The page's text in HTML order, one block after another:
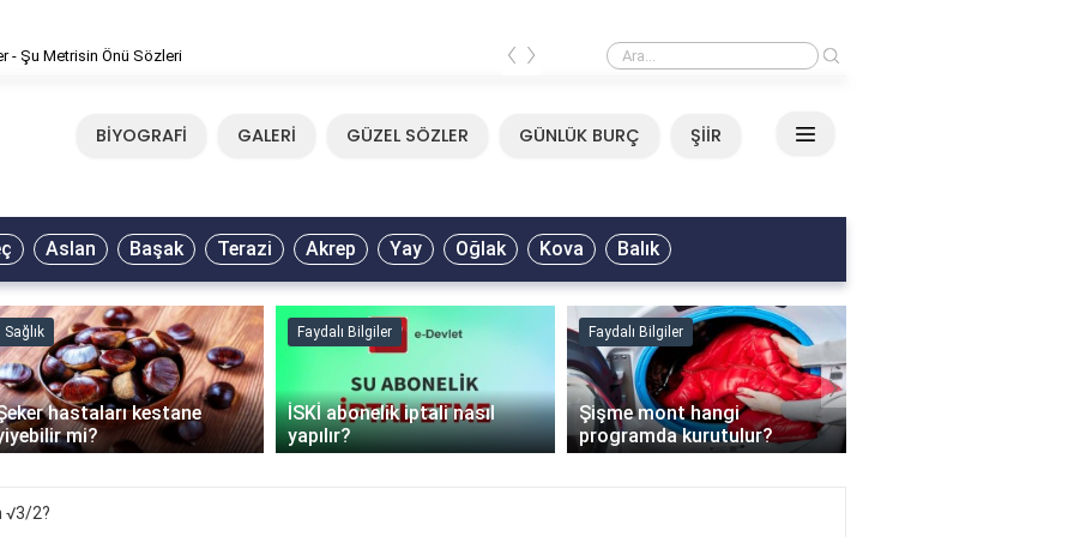
- Şu Metrisin Önü Sözleri Mirkelam - Tavla Sözleri
‹ ›
BİYOGRAFİ GALERİ GÜZEL SÖZLER GÜNLÜK BURÇ ŞİİR
Aslan Başak Terazi Akrep Yay Oğlak Kova Balık
Sağlık
hastaları kestane
mi?
Faydalı Bilgiler
İSKİ abonelik iptali nasıl
yapılır?
Faydalı Bilgiler
Şişme mont hangi
programda kurutulur?
›
√3/2?